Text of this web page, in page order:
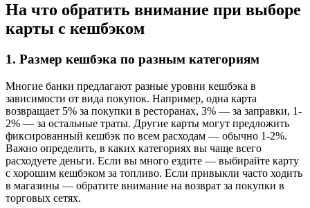
На что обратить внимание при выборе
карты с кешбэком
1. Размер кешбэка по разным категориям
Многие банки предлагают разные уровни кешбэка в
зависимости от вида покупок. Например, одна карта
возвращает 5% за покупки в ресторанах, 3% — за заправки, 1-
2% — за остальные траты. Другие карты могут предложить
фиксированный кешбэк по всем расходам — обычно 1-2%.
Важно определить, в каких категориях вы чаще всего
расходуете деньги. Если вы много ездите — выбирайте карту
с хорошим кешбэком за топливо. Если привыкли часто ходить
в магазины — обратите внимание на возврат за покупки в
торговых сетях.